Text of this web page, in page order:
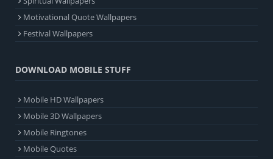
Motivational Quote Wallpapers
Festival Wallpapers
DOWNLOAD MOBILE STUFF
Mobile HD Wallpapers
Mobile 3D Wallpapers
Mobile Ringtones
Mobile Quotes